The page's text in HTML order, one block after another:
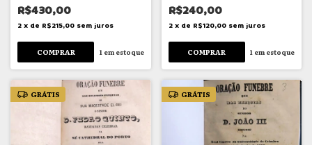
R$430,00
2 x de R$215,00 sem juros
1 em estoque
R$240,00
2 x de R$120,00 sem juros
1 em estoque
GRÁTIS GRÁTIS